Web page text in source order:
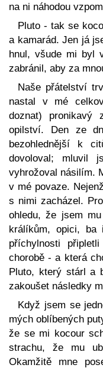
na ni náhodou
Pluto - tak se
a kamarád. Jen já
hnul, všude mi byl
zabránil, aby za
Naše přátelství
nastal v mé
doznat)
opilství. Den ze
bezohlednější k
dovoloval; mluvil
vyhrožoval násilím.
v mé povaze.
s nimi zacházel.
ohledu, že jsem
králíkům, opici,
příchylnosti
chorobě - a která
Pluto, který stárl a
zakoušet následky
Když jsem se
mých oblíbených
že se mi kocour
strachu, že mu
Okamžitě mne